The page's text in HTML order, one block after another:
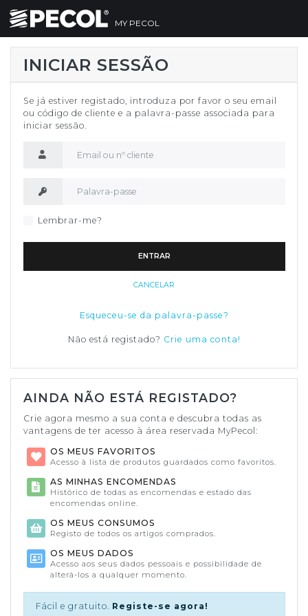
MY PECOL
INICIAR SESSÃO
Se já estiver registado, introduza por favor o seu email
ou código de cliente e a palavra-passe associada para
iniciar sessão.
Lembrar-me?
ENTRAR
CANCELAR
Esqueceu-se da palavra-passe?
Não está registado? Crie uma conta!
AINDA NÃO ESTÁ REGISTADO?
Crie agora mesmo a sua conta e descubra todas as
vantagens de ter acesso à área reservada MyPecol:
OS MEUS FAVORITOS
Acesso à lista de produtos guardados como favoritos.
AS MINHAS ENCOMENDAS
Histórico de todas as encomendas e estado das
encomendas online.
OS MEUS CONSUMOS
Registo de todos os artigos comprados.
OS MEUS DADOS
Acesso aos seus dados pessoais e possibilidade de
alterá-los a qualquer momento.
Fácil e gratuito. Registe-se agora!